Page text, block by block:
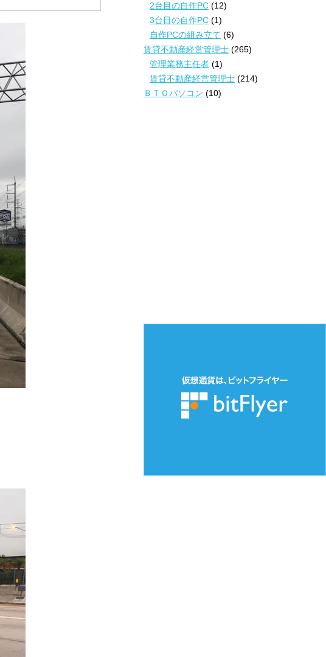
2台目の自作PC (12)
3台目の自作PC (1)
自作PCの組み立て (6)
賃貸不動産経営管理士 (265)
管理業務主任者 (1)
賃貸不動産経営管理士 (214)
ＢＴＯパソコン (10)